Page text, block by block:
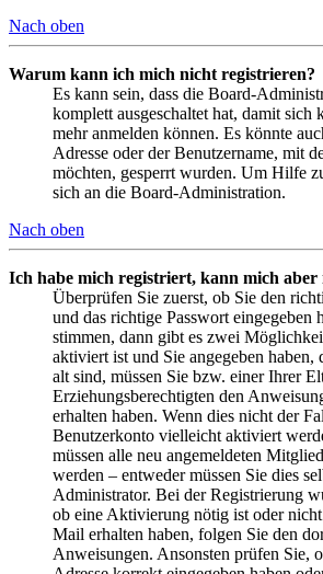
Nach oben
Warum kann ich mich nicht registrieren?
Es kann sein, dass die Board-
komplett ausgeschaltet hat, damit sich
mehr anmelden können. Es könnte
Adresse oder der Benutzername, mit
möchten, gesperrt wurden. Um Hilfe
sich an die Board-Administration.
Nach oben
Ich habe mich registriert, kann mich aber
Überprüfen Sie zuerst, ob Sie den
und das richtige Passwort eingegeben
stimmen, dann gibt es zwei
aktiviert ist und Sie angegeben haben,
alt sind, müssen Sie bzw. einer Ihrer
Erziehungsberechtigten den
erhalten haben. Wenn dies nicht der
Benutzerkonto vielleicht aktiviert
müssen alle neu angemeldeten
werden – entweder müssen Sie dies
Administrator. Bei der Registrierung
ob eine Aktivierung nötig ist oder
Mail erhalten haben, folgen Sie den
Anweisungen. Ansonsten prüfen Sie,